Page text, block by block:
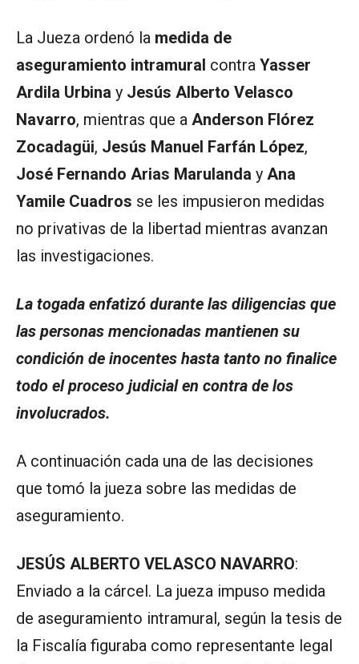
La Jueza ordenó la medida de
aseguramiento intramural contra Yasser
Ardila Urbina y Jesús Alberto Velasco
Navarro, mientras que a Anderson Flórez
Zocadagüi, Jesús Manuel Farfán López,
José Fernando Arias Marulanda y Ana
Yamile Cuadros se les impusieron medidas
no privativas de la libertad mientras avanzan
las investigaciones.
La togada enfatizó durante las diligencias que
las personas mencionadas mantienen su
condición de inocentes hasta tanto no finalice
todo el proceso judicial en contra de los
involucrados.
A continuación cada una de las decisiones
que tomó la jueza sobre las medidas de
aseguramiento.
JESÚS ALBERTO VELASCO NAVARRO:
Enviado a la cárcel. La jueza impuso medida
de aseguramiento intramural, según la tesis de
la Fiscalía figuraba como representante legal